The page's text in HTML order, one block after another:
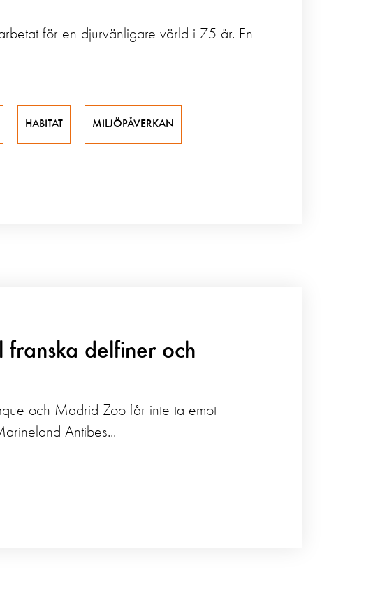
för en djurvänligare värld i 75 år. En
HABITAT MILJÖPÅVERKAN
franska delfiner och
och Madrid Zoo får inte ta emot
Antibes...